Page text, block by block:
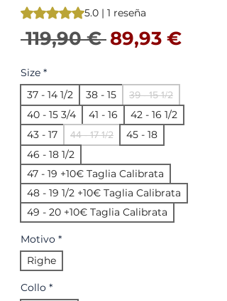
Según 1 reseña, la calificación es de 5.0
5.0 | 1 reseña
119,90 € Precio
89,93 €
Size *
37 - 14 1/2
38 - 15 39 - 15 1/2
40 - 15 3/4 41 - 16
42 - 16 1/2
43 - 17
44 - 17 1/2
45 - 18
46 - 18 1/2
47 - 19 +10€ Taglia Calibrata
48 - 19 1/2 +10€ Taglia Calibrata
49 - 20 +10€ Taglia Calibrata
Motivo *
Righe
Collo *